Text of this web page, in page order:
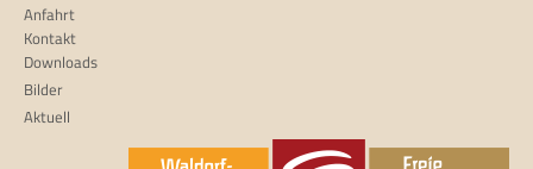
Anfahrt
Kontakt
Downloads
Bilder
Aktuell